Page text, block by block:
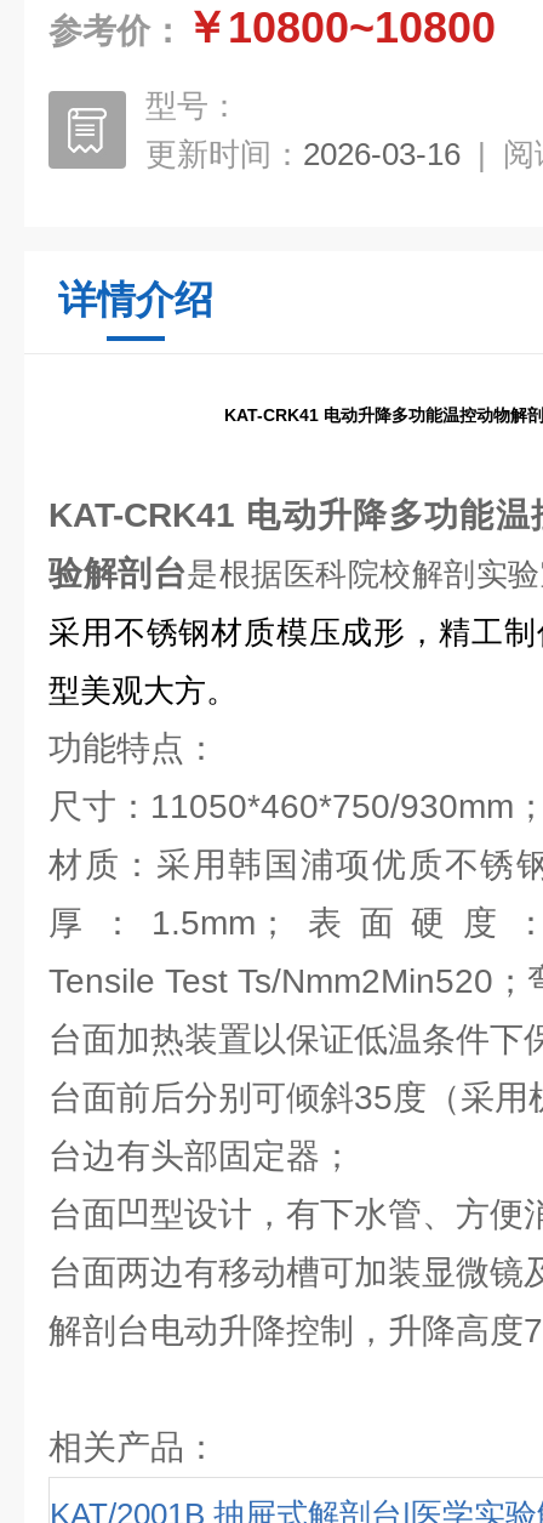
参考价： ￥10800~10800
型号：
更新时间： 2026-03-16 | 阅
详情介绍
KAT-CRK41 电动升降多功能温控动物解
KAT-CRK41 电动升降多功能
验解剖台是根据医科院校解剖实
采用不锈钢材质模压成形，精工
型美观大方。
功能特点：
尺寸：11050*460*750/930mm
材质：采用韩国浦项优质不锈
厚：1.5mm；表面硬度
Tensile Test Ts/Nmm2Min520；
台面加热装置以保证低温条件下
台面前后分别可倾斜35度（采用
台边有头部固定器；
台面凹型设计，有下水管、方便
台面两边有移动槽可加装显微镜
解剖台电动升降控制，升降高度
相关产品：
KAT/2001B 抽屉式解剖台|医学实